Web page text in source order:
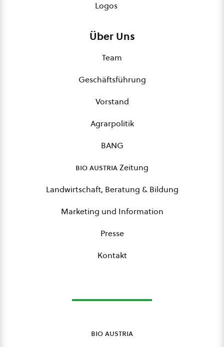
Logos
Über Uns
Team
Geschäftsführung
Vorstand
Agrarpolitik
BANG
bio austriaZeitung
Landwirtschaft, Beratung & Bildung
Marketing und Information
Presse
Kontakt
bio austria